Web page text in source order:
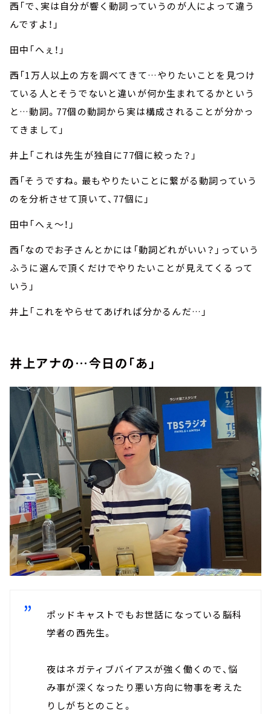
西「で、実は自分が響く動詞っていうのが人によって違う
んですよ！」
田中「へぇ！」
西「1万人以上の方を調べてきて…やりたいことを見つけ
ている人とそうでないと違いが何か生まれてるかという
と…動詞。77個の動詞から実は構成されることが分かっ
てきまして」
井上「これは先生が独自に77個に絞った？」
西「そうですね。最もやりたいことに繋がる動詞っていう
のを分析させて頂いて、77個に」
田中「へぇ～！」
西「なのでお子さんとかには「動詞どれがいい？」っていう
ふうに選んで頂くだけでやりたいことが見えてくるって
いう」
井上「これをやらせてあげれば分かるんだ…」
井上アナの…今日の「あ」
ポッドキャストでもお世話になっている脳科
学者の西先生。
夜はネガティブバイアスが強く働くので、悩
み事が深くなったり悪い方向に物事を考えた
りしがちとのこと。